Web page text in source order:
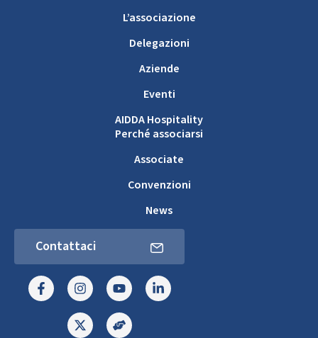
L’associazione
Delegazioni
Aziende
Eventi
AIDDA Hospitality
Perché associarsi
Associate
Convenzioni
News
Contattaci